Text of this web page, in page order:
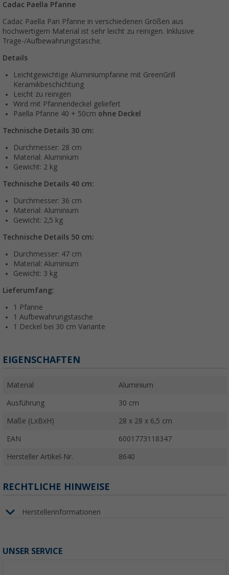
Cadac Paella Pfanne
Cadac Paella Pan Pfanne in verschiedenen Größen aus
hochwertigem Material ist sehr leicht zu reinigen. Inklusive
Trage-/Aufbewahrungstasche.
Details
Leichtgewichtige Aluminiumpfanne mit GreenGrill
Keramikbeschichtung
Leicht zu reinigen
Wird mit Pfannendeckel geliefert
Paella Pfanne 40 + 50cm ohne Deckel
Technische Details 30 cm:
Durchmesser: 28 cm
Material: Aluminium
Gewicht: 2 kg
Technische Details 40 cm:
Durchmesser: 36 cm
Material: Aluminium
Gewicht: 2,5 kg
Technische Details 50 cm:
Durchmesser: 47 cm
Material: Aluminium
Gewicht: 3 kg
Lieferumfang:
1 Pfanne
1 Aufbewahrungstasche
1 Deckel bei 30 cm Variante
EIGENSCHAFTEN
Material Aluminium
Ausführung 30 cm
Maße (LxBxH) 28 x 28 x 6,5 cm
EAN 6001773118347
Hersteller Artikel-Nr. 8640
RECHTLICHE HINWEISE
Herstellerinformationen
UNSER SERVICE